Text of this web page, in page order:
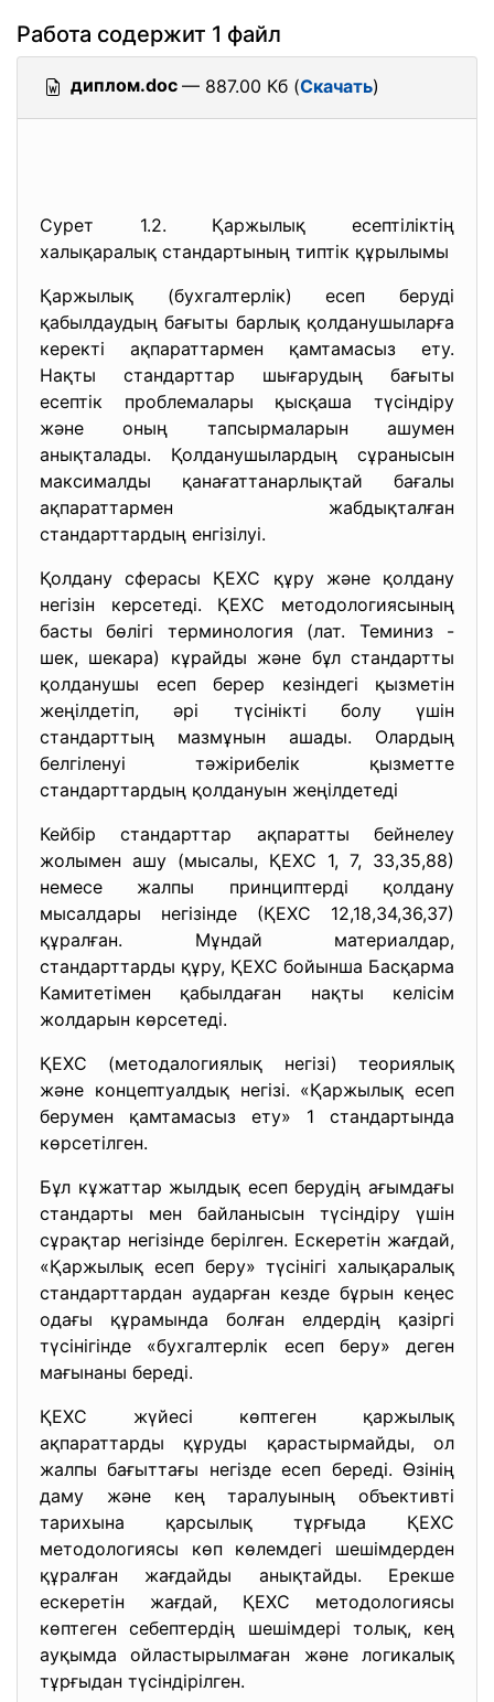
Работа содержит 1 файл
диплом.doc — 887.00 Кб (Скачать)
Сурет 1.2. Қаржылық есептіліктің
халықаралық стандартының типтік құрылымы
Қаржылық (бухгалтерлік) есеп беруді
қабылдаудың бағыты барлық қолданушыларға
керекті ақпараттармен қамтамасыз ету.
Нақты стандарттар шығарудың бағыты
есептік проблемалары қысқаша түсіндіру
және оның тапсырмаларын ашумен
анықталады. Қолданушылардың сұранысын
максималды қанағаттанарлықтай бағалы
ақпараттармен жабдықталған
стандарттардың енгізілуі.
Қолдану сферасы ҚЕХС құру және қолдану
негізін керсетеді. ҚЕХС методологиясының
басты бөлігі терминология (лат. Теминиз -
шек, шекара) кұрайды және бұл стандартты
қолданушы есеп берер кезіндегі қызметін
жеңілдетіп, әрі түсінікті болу үшін
стандарттың мазмұнын ашады. Олардың
белгіленуі тәжірибелік қызметте
стандарттардың қолдануын жеңілдетеді
Кейбір стандарттар ақпаратты бейнелеу
жолымен ашу (мысалы, ҚЕХС 1, 7, 33,35,88)
немесе жалпы принциптерді қолдану
мысалдары негізінде (ҚЕХС 12,18,34,36,37)
құралған. Мұндай материалдар,
стандарттарды құру, ҚЕХС бойынша Басқарма
Камитетімен қабылдаған нақты келісім
жолдарын көрсетеді.
ҚЕХС (методалогиялық негізі) теориялық
және концептуалдық негізі. «Қаржылық есеп
берумен қамтамасыз ету» 1 стандартында
көрсетілген.
Бұл кұжаттар жылдық есеп берудің ағымдағы
стандарты мен байланысын түсіндіру үшін
сұрақтар негізінде берілген. Ескеретін жағдай,
«Қаржылық есеп беру» түсінігі халықаралық
стандарттардан аударған кезде бұрын кеңес
одағы құрамында болған елдердің қазіргі
түсінігінде «бухгалтерлік есеп беру» деген
мағынаны береді.
ҚЕХС жүйесі көптеген қаржылық
ақпараттарды құруды қарастырмайды, ол
жалпы бағыттағы негізде есеп береді. Өзінің
даму және кең таралуының объективті
тарихына қарсылық тұрғыда ҚЕХС
методологиясы көп көлемдегі шешімдерден
құралған жағдайды анықтайды. Ерекше
ескеретін жағдай, ҚЕХС методологиясы
көптеген себептердің шешімдері толық, кең
ауқымда ойластырылмаған және логикалық
тұрғыдан түсіндірілген.